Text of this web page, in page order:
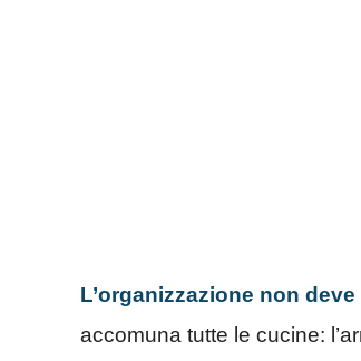
L’organizzazione non
accomuna tutte le cucine: